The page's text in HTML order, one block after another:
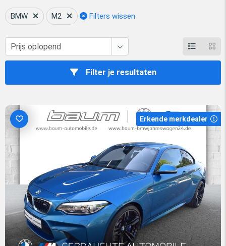
BMW M2 Filters wissen
Filter je resultaten
Erkende merkdealer